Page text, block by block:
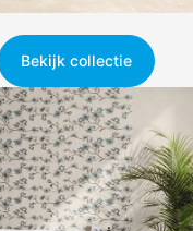
Bekijk collectie